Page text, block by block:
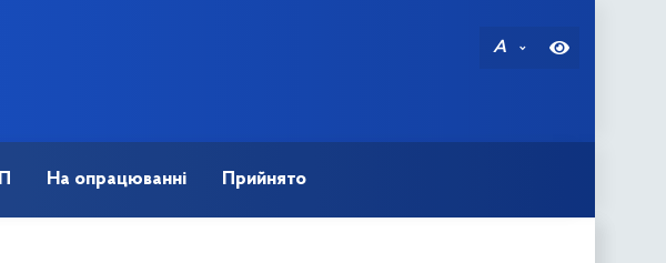
A
На опрацюванні Прийнято